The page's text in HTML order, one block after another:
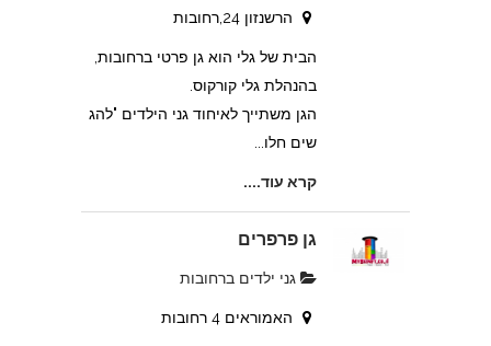
הרשנזון 24,רחובות
הבית של גלי הוא גן פרטי ברחובות,
בהנהלת גלי קורקוס.
הגן משתייך לאיחוד גני הילדים "להג
שים חלו...
קרא עוד....
גן פרפרים
גני ילדים ברחובות
האמוראים 4 רחובות